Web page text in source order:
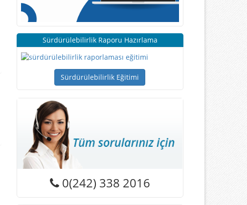
Sürdürülebilirlik Raporu Hazırlama
Sürdürülebilirlik Eğitimi
0(242) 338 2016